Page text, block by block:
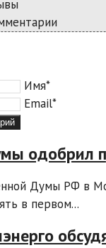
Имя*
Email*
одобрил
Думы РФ в
в первом...